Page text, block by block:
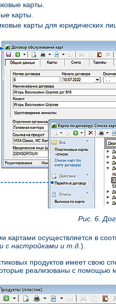
карты.
карты.
карты для юридических
Рис. 6.
картами осуществляется в
с настройками и т.д. ).
продуктов имеет свою
реализованы с помощью